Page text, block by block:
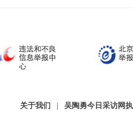
关于我们 |
吴陶勇今日采访网